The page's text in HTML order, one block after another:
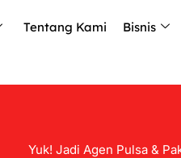
Tentang Kami Bisnis
Yuk! Jadi Agen Pulsa &